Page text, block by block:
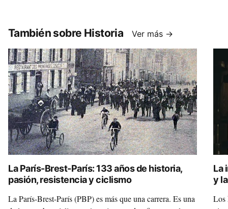
También sobre Historia Ver más →
La París-Brest-París: 133 años de historia,
pasión, resistencia y ciclismo
La París-Brest-París (PBP) es más que una carrera. Es una
La
y
Los